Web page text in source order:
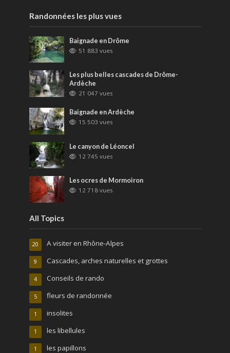
Randonnées les plus vues
Baignade en Drôme
51 883 vues
Les plus belles cascades de Drôme-
Ardèche
21 047 vues
Baignade en Ardèche
15 503 vues
Le canyon de Léoncel
12 745 vues
Les ocres de Mormoiron
12 718 vues
All Topics
A visiter en Rhône-Alpes
20
Cascades, arches naturelles et grottes
9
Conseils de rando
4
fleurs de randonnée
5
insolites
1
les libellules
1
les papillons
1